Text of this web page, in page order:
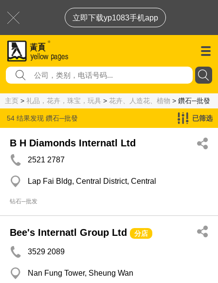
立即下载yp1083手机app
主页 > 礼品，花卉，珠宝，玩具 > 花卉、人造花、植物 > 鑽石─批發
54 结果发现 鑽石─批發 已筛选
B H Diamonds Internatl Ltd
2521 2787
Lap Fai Bldg, Central District, Central
钻石─批发
Bee's Internatl Group Ltd 分店
3529 2089
Nan Fung Tower, Sheung Wan